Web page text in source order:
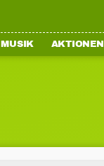
MUSIK AKTIONEN